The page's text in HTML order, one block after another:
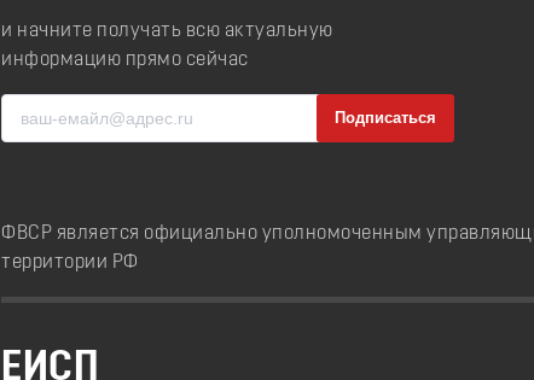
и начните получать всю актуальную
информацию прямо сейчас
ФВСР является официально уполномоченным
территории РФ
ЕИСП